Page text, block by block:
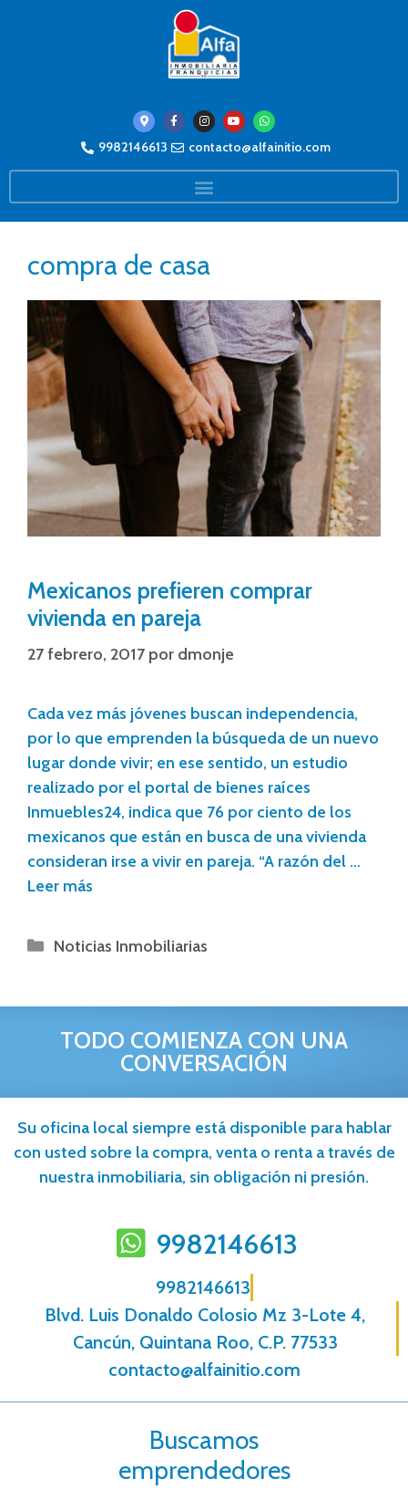
9982146613 contacto@alfainitio.com
compra de casa
Mexicanos prefieren comprar
vivienda en pareja
27 febrero, 2017 por dmonje
Cada vez más jóvenes buscan independencia,
por lo que emprenden la búsqueda de un nuevo
lugar donde vivir; en ese sentido, un estudio
realizado por el portal de bienes raíces
Inmuebles24, indica que 76 por ciento de los
mexicanos que están en busca de una vivienda
consideran irse a vivir en pareja. “A razón del …
Leer más
Noticias Inmobiliarias
TODO COMIENZA CON UNA
CONVERSACIÓN
Su oficina local siempre está disponible para hablar
con usted sobre la compra, venta o renta a través de
nuestra inmobiliaria, sin obligación ni presión.
9982146613
9982146613
Blvd. Luis Donaldo Colosio Mz 3-Lote 4,
Cancún, Quintana Roo, C.P. 77533
contacto@alfainitio.com
Buscamos
emprendedores